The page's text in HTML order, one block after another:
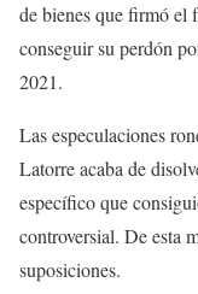
de bienes que firmó el
conseguir su perdón
2021.
Las especulaciones
Latorre acaba de
específico que
controversial. De esta
suposiciones.